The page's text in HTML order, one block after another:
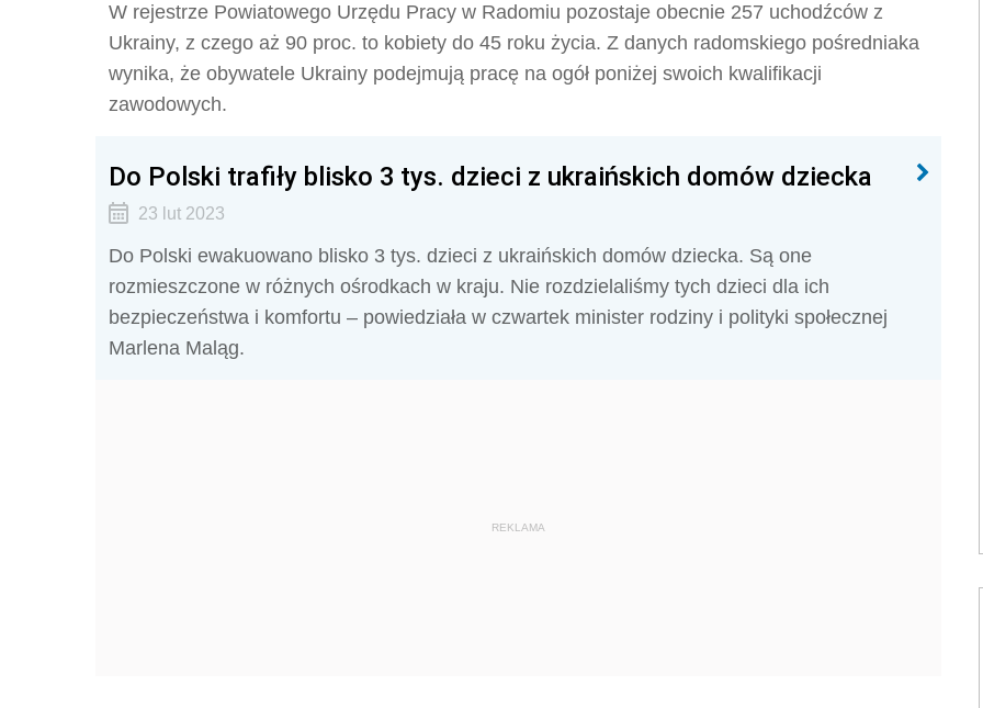
W rejestrze Powiatowego Urzędu Pracy w Radomiu pozostaje obecnie 257 uchodźców z
Ukrainy, z czego aż 90 proc. to kobiety do 45 roku życia. Z danych radomskiego pośredniaka
wynika, że obywatele Ukrainy podejmują pracę na ogół poniżej swoich kwalifikacji
zawodowych.
Do Polski trafiły blisko 3 tys. dzieci z ukraińskich domów dziecka
23 lut 2023
Do Polski ewakuowano blisko 3 tys. dzieci z ukraińskich domów dziecka. Są one
rozmieszczone w różnych ośrodkach w kraju. Nie rozdzielaliśmy tych dzieci dla ich
bezpieczeństwa i komfortu – powiedziała w czwartek minister rodziny i polityki społecznej
Marlena Maląg.
REKLAMA